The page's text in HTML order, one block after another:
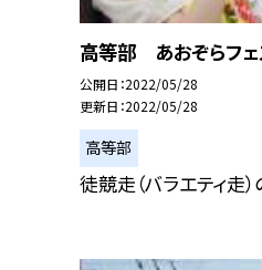
高等部 あおぞらフェ
公開日 2022/05/28
更新日 2022/05/28
高等部
徒競走（バラエティ走）